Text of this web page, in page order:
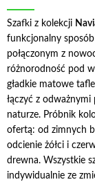
Szafki z kolekcji
funkcjonalny
połączonym z
różnorodność pod
gładkie matowe
łączyć z
naturze. Próbnik
ofertą: od zimnych
odcienie żółci i
drewna. Wszystkie
indywidualnie ze